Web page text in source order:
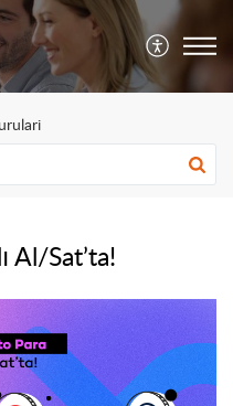
Al/Sat’ta!